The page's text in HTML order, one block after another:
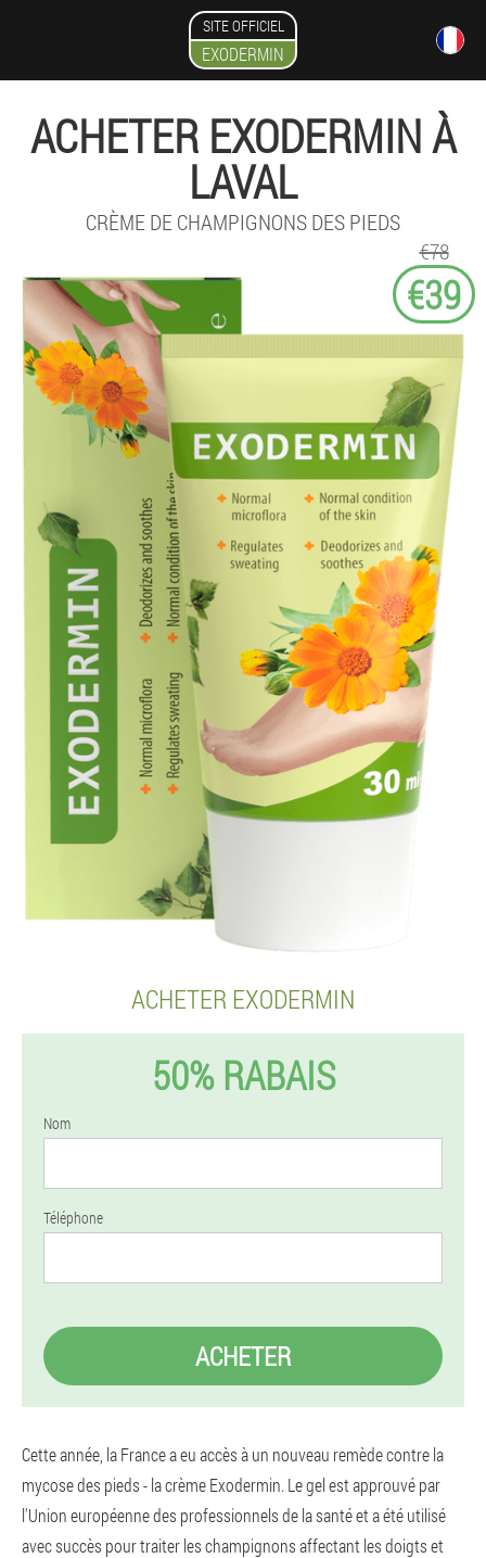
SITE OFFICIEL
EXODERMIN
ACHETER EXODERMIN À
LAVAL
CRÈME DE CHAMPIGNONS DES PIEDS
€78
€39
ACHETER EXODERMIN
50% RABAIS
Nom
Téléphone
ACHETER
Cette année, la France a eu accès à un nouveau remède contre la
mycose des pieds - la crème Exodermin. Le gel est approuvé par
l'Union européenne des professionnels de la santé et a été utilisé
avec succès pour traiter les champignons affectant les doigts et